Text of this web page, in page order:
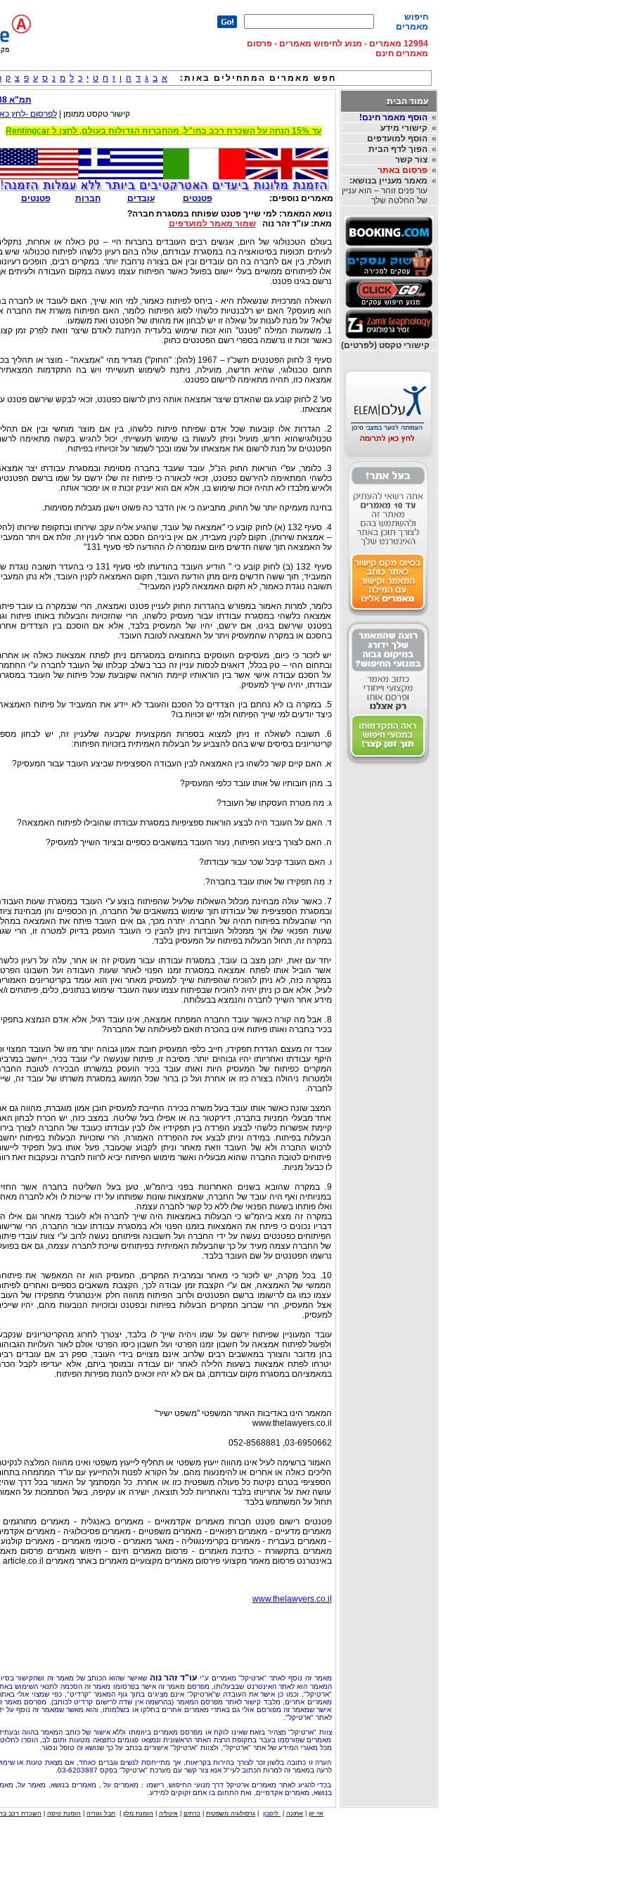
חיפוש
מאמרים
12994 מאמרים - מנוע לחיפוש מאמרים - פרסום
מאמרים חינם
חפש מאמרים המתחילים באות: א ב ג ד ה ו ז ח ט י כ ל מ נ ס ע פ צ ק
עמוד הבית
»הוסף מאמר חינם!
»קישורי מידע
»הוסף למועדפים
»הפוך לדף הבית
»צור קשר
»פרסום באתר
» מאמר מעניין בנושא:
עור פנים זוהר – הוא עניין
של החלטה שלך
קישורי טקסט (לפרטים)
תמ"א 38
קישור טקסט ממומן |לפרסום -לחץ
עד 15% הנחה על השכרת רכב בחו"ל, מהחברות הגדולות בעולם, לחצו ל Rentingcar
מאמרים נוספים: פטנטים עובדים חברות
פטנטים
נושא המאמר:למי שייך פטנט שפותח במסגרת חברה?
מאת:עו"ד זהר נוהשמור מאמר למועדפים
בעולם הטכנולוגי של היום, אנשים רבים העובדים בחברות היי – טק כאלה או אחרות,
לעיתים תכופות בסיטואציה בה במסגרת עבודתם, עולה בהם רעיון כלשהו לפיתוח טכנולוגי שיש
תועלת, בין אם לחברה בה הם עובדים ובין אם בצורה נרחבת יותר. במקרים רבים, הופכים
אלו לפיתוחים ממשיים בעלי יישום בפועל כאשר הפיתוח עצמו נעשה במקום העבודה ולעיתים
נרשם בגינו פטנט.
השאלה המרכזית שנשאלת היא - ביחס לפיתוח כאמור, למי הוא שייך, האם לעובד או לחברה
הוא מועסק? האם יש רלבנטיות כלשהי לסוג הפיתוח כלומר, האם הפיתוח משרת את החברה
שלא? על מנת לענות על שאלה זו יש לבחון את מהותו של הפטנט ואת משמעו.
1. משמעות המילה "פטנט" הוא זכות שימוש בלעדית הניתנת לאדם שיצר וזאת לפרק זמן
כאשר זכות זו נרשמה בספרי רשם הפטנטים כחוק.
סעיף 3 לחוק הפטנטים תשכ"ז – 1967 (להלן: "החוק") מגדיר מהי "אמצאה" - מוצר או תהליך
תחום טכנולוגי, שהיא חדשה, מועילה, ניתנת לשימוש תעשייתי ויש בה התקדמות
אמצאה כזו, תהיה מתאימה לרישום כפטנט.
סע' 2 לחוק קובע גם שהאדם שיצר אמצאה אותה ניתן לרשום כפטנט, זכאי לבקש שירשם פטנט
אמצאתו.
2. הגדרות אלו קובעות שכל אדם שפיתח פיתוח כלשהו, בין אם מוצר מוחשי ובין אם
טכנולוגישהוא חדש, מועיל וניתן לעשות בו שימוש תעשייתי, יכול להגיש בקשה מתאימה
הפטנטים על מנת לרשום את אמצאתו על שמו ובכך לשמור על זכויותיו בפיתוח.
3. כלומר, עפ"י הוראות החוק הנ"ל, עובד שעבד בחברה מסוימת ובמסגרת עבודתו יצר
כלשהי המתאימה להירשם כפטנט, זכאי לכאורה כי פיתוח זה שלו ירשם על שמו ברשם
ולאיש מלבדו לא תהיה זכות שימוש בו, אלא אם הוא יעניק זכות זו או ימכור אותה.
בחינה מעמיקה יותר של החוק, מתביעה כי אין הדבר כה פשוט וישנן מגבלות מסוימות.
4. סעיף 132 (א) לחוק קובע כי "אמצאה של עובד, שהגיע אליה עקב שירותו ובתקופת שירותו
– אמצאת שירות), תקום לקנין מעבידו, אם אין ביניהם הסכם אחר לענין זה, זולת אם ויתר
על האמצאה תוך ששה חדשים מיום שנמסרה לו ההודעה לפי סעיף 131"
סעיף 132 (ב) לחוק קובע כי " הודיע העובד בהודעתו לפי סעיף 131 כי בהעדר תשובה
המעביד, תוך ששה חדשים מיום מתן הודעת העובד, תקום האמצאה לקנין העובד, ולא נתן
תשובה נוגדת כאמור, לא תקום האמצאה לקנין המעביד".
כלומר, למרות האמור במפורש בהגדרות החוק לעניין פטנט ואמצאה, הרי שבמקרה בו עובד
אמצאה כלשהי במסגרת עבודתו עבור מעסיק כלשהו, הרי שהזכויות והבעלות באותו פיתוח
בפטנט שירשם בגינו, אם ירשם, יהיו של המעסיק בלבד, אלא אם הוסכם בין הצדדים
בהסכם או במקרה שהמעסיק ויתר על האמצאה לטובת העובד.
יש לזכור כי כיום, מעסיקים העוסקים בתחומים במסגרתם ניתן לפתח אמצאות כאלה או
ובתחום ההי – טק בכלל, דואגים לכסות עניין זה כבר בשלב קבלתו של העובד לחברה ע"י
על הסכם עבודה אישי אשר בין הוראותיו קיימת הוראה שקובעת שכל פיתוח של העובד
עבודתו, יהיה שייך למעסיק.
5. במקרה בו לא נחתם בין הצדדים כל הסכם והעובד לא יידע את המעביד על פיתוח
כיצד יודעים למי שייך הפיתוח ולמי יש זכויות בו?
6. תשובה לשאלה זו ניתן למצוא בספרות המקצועית שקבעה שלעניין זה, יש לבחון
קריטריונים בסיסים שיש בהם להצביע על הבעלות האמיתית בזכויות הפיתוח:
א. האם קיים קשר כלשהו בין האמצאה לבין העבודה הספציפית שביצע העובד עבור המעסיק?
ב. מהן חובותיו של אותו עובד כלפי המעסיק?
ג. מה מטרת העסקתו של העובד?
ד. האם על העובד היה לבצע הוראות ספציפיות במסגרת עבודתו שהובילו לפיתוח האמצאה?
ה. האם לצורך ביצוע הפיתוח, נעזר העובד במשאבים כספיים ובציוד השייך למעסיק?
ו. האם העובד קיבל שכר עבור עבודתו?
ז. מה תפקידו של אותו עובד בחברה?.
7. כאשר עולה מבחינת מכלול השאלות שלעיל שהפיתוח בוצע ע"י העובד במסגרת שעות
ובמסגרת הספציפית של עבודתו תוך שימוש במשאבים של החברה, הן הכספיים והן מבחינת
הרי שהבעלות בפיתוח תהיה של החברה. יתרה מכך, גם אים העובד פיתח את האמצאה
שעות הפנאי שלו אך ממכלול העובדות ניתן להבין כי העובד הועסק בדיוק למטרה זו, הרי
במקרה זה, תחול הבעלות בפיתוח על המעסיק בלבד.
יחד עם זאת, יתכן מצב בו עובד, במסגרת עבודתו עבור מעסיק זה או אחר, עלה על רעיון
אשר הוביל אותו לפתח אמצאה במסגרת זמנו הפנוי לאחר שעות העבודה ועל חשבונו
במקרה כזה, לא ניתן להוכיח שהפיתוח שייך למעסיק מאחר ואין הוא עומד בקריטריונים
לעיל, אלא אם כן ניתן יהיה להוכיח שבפיתוח עצמו עשה העובד שימוש בנתונים, כלים, פיתוחים ו/
מידע אחר השייך לחברה והנמצא בבעלותה.
8. אבל מה קורה כאשר עובד החברה המפתח אמצאה, אינו עובד רגיל, אלא אדם הנמצא
בכיר בחברה ואותו פיתוח אינו בהכרח תואם לפעילותה של החברה?
עובד זה מעצם הגדרת תפקידו, חייב כלפי המעסיק חובת אמון גבוהה יותר מזו של העובד המצוי
היקף עבודתו ואחריותו יהיו גבוהים יותר. מסיבה זו, פיתוח שנעשה ע"י עובד בכיר, ייחשב
המקרים כפיתוח של המעסיק היות ואותו עובד בכיר הועסק במשרתו הבכירה לטובת
ולמטרות ניהולה בצורה כזו או אחרת ועל כן ברור שכל המושג במסגרת משרתו של עובד זה,
לחברה.
המצב שונה כאשר אותו עובד בעל משרה בכירה החייבת למעסיק חובן אמון מוגברת, מהווה גם
אחד מבעלי המניות בחברה, דירקטור בה או אפילו בעל שליטה. במצב כזה, יש הכרח לבחון
קיימת אפשרות כלשהי לבצע הפרדה בין תפקידיו אלו לבין עבודתו כעובד של החברה לצורך
הבעלות בפיתוח. במידה וניתן לבצע את ההפרדה האמורה, הרי שזכויות הבעלות בפיתוח
לרכוש החברה ולא של העובד וזאת מאחר וניתן לקבוע שכעובד, פעל אותו בעל תפקיד
פיתוחים לטובת החברה שהוא מבעליה ואשר מימוש הפיתוח יביא לרווח לחברה ובעקבות זאת
לו כבעל מניות.
9. במקרה שהובא בשנים האחרונות בפני ביהמ"ש, טען בעל השליטה בחברה אשר
במניותיה ואף היה עובד של החברה, שאמצאות שונות שפותחו על ידו שייכות לו ולא לחברה
ואלו פותחו בשעות הפנאי שלו ללא כל קשר לחברה עצמה.
במקרה זה מצא ביהמ"ש כי הבעלות באמצאות היה שייך לחברה ולא לעובד מאחר וגם אילו
דבריו נכונים כי פיתח את האמצאות בזמנו הפנוי ולא במסגרת עבודתו עבור החברה, הרי
הפיתוחים כפטנטים נעשה על ידי החברה ועל חשבונה ופיתוחם נעשה לרוב ע"י צוות עובדי
של החברה עצמה מעיד על כך שהבעלות האמיתית בפיתוחים שייכת לחברה עצמה, גם אם
נרשמו הפטנטים על שם העובד בלבד.
10. בכל מקרה, יש לזכור כי מאחר ובמרבית המקרים, המעסיק הוא זה המאפשר את
הממשי של האמצאה, אם ע"י הקצבת זמן עבודה לכך, הקצבת משאבים כספיים ואחרים
עצמו כמו גם לרישומו ברשם הפטנטים ולרוב הפיתוח מהווה חלק אינטרגרלי מתפקידו של
אצל המעסיק, הרי שברוב המקרים הבעלות בפיתוח ובפטנט ובזכויות הנובעות מהם, יהיו
למעסיק.
עובד המעוניין שפיתוח ירשם על שמו ויהיה שייך לו בלבד, יצטרך לחרוג מהקריטריונים
ולפעול לפיתוח אמצאה על חשבון זמנו הפרטי ועל חשבון כיסו הפרטי אולם לאור העלויות
בהן מדובר והצורך במאשבים רבים שלרוב אינם מצויים בידי העובד, ספק רב אם עובדים
יטרחו לפתח אמצאות בשעות הלילה לאחר יום עבודה ובמוסך ביתם, אלא יעדיפו לקבל
במאמציהם במסגרת מקום עבודתם, גם אם לא יהיו זכאים להנות מפירות הפיתוח.
המאמר הינו באדיבות האתר המשפטי "משפט ישיר"
www.thelawyers.co.il
03-6950662, 052-8568881
האמור ברשימה לעיל אינו מהווה ייעוץ משפטי או תחליף לייעוץ משפטי ואינו מהווה המלצה
הליכים כאלה או אחרים או להימנעות מהם. על הקורא לפנות ולהתייעץ עם עו"ד המתמחה
הספציפי בטרם נקיטת כל פעולה משפטית כזו או אחרת. כל המסתמך על האמור בכל דרך
עושה זאת על אחריותו בלבד והאחריות לכל תוצאה, ישירה או עקיפה, בשל הסתמכות על
תחול על המשתמש בלבד
פטנטים רישום פטנט חברות מאמרים אקדמאיים - מאמרים באנגלית - מאמרים
מאמרים מדעיים - מאמרים רפואיים - מאמרים משפטיים - מאמרים פסיכולוגיה - מאמרים
- מאמרים בעברית - מאמרים בקרימינוגוליה - מאגר מאמרים - סיכומי מאמרים - מאמרים
מאמרים בתקשורת - כתיבת מאמרים - פרסום מאמרים חינם - חיפוש מאמרים פרסום
באינטרנט פרסום מאמר מקצועי פירסום מאמרים מקצועיים מאמרים באתר מאמרים article.co.il
www.thelawyers.co.il
מאמר זה נוסף לאתר "ארטיקל" מאמרים ע"י עו"ד זהר נוה שאישר שהוא הכותב של מאמר זה ושהקישור
המאמר הוא לאתר האינטרנט שבבעלותו, מפרסם מאמר זה אישר בפרסומו מאמר זה הסכמה לתנאי השימוש
"ארטיקל", וכמו כן אישר את העובדה ש"ארטיקל" אינם מציגים בתוך גוף המאמר "קרדיט", כפי שמצוי אולי
מאמרים אחרים, מלבד קישור לאתר מפרסם המאמר (בהרשמה אין שדה לרישום קרדיט לכותב). מפרסם מאמר
אישר שמאמר זה מפורסם אולי גם באתרי מאמרים אחרים בחלקו או בשלמותו, והוא מאשר שמאמר זה נוסף על
לאתר "ארטיקל".
צוות "ארטיקל" מצהיר בזאת שאינו לוקח או מפרסם מאמרים ביוזמתו וללא אישור של כותב המאמר בהווה
מאמרים שפורסמו בעבר בתקופת הרצת האתר הראשונית ונמצאו פגומים כתוצאה מטעות ותום לב, הוסרו
מכל מאגרי המידע של אתר "ארטיקל", ולצוות "ארטיקל" אישורים בכתב על כך שנושא זה טופל ונסגר.
הערה זו כתובה בלשון זכר לצורך בהירות בקריאות, אך מתייחסת לנשים וגברים כאחד, אם מצאת טעות או
לרעה במאמר זה למרות הכתוב לעי"ל אנא צור קשר עם מערכת "ארטיקל" בפקס 03-6203887.
בכדי להגיע לאתר מאמרים ארטיקל דרך מנועי החיפוש, רישמו : מאמרים על , מאמרים בנושא, מאמר על,
בנושא, מאמרים אקדמיים, ואת התחום בו אתם זקוקים למידע.
איי יוון אתונה ליסבון גרפולוגיה משפטית כרתים איטליה הזמנת מלון חבל זגוריה הזמנת טיסה השכרת רכב